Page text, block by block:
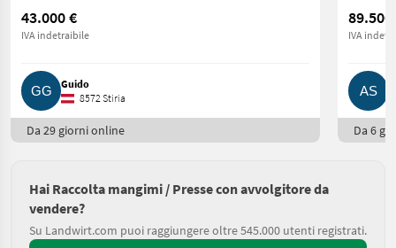
43.000 €
IVA indetraibile
Guido
8572 Stiria
Da 29 giorni online
89.500
IVA
Da 6
Hai Raccolta mangimi / Presse con avvolgitore da
vendere?
Su Landwirt.com puoi raggiungere oltre 545.000 utenti registrati.